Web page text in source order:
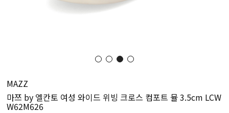
MAZZ
마쯔 by 엘칸토 여성 와이드 위빙 크로스 컴포트 뮬 3.5cm LCW
W62M626